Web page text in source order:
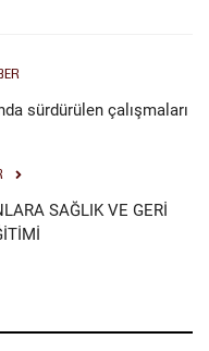
sürdürülen çalışmaları
SAĞLIK VE GERİ